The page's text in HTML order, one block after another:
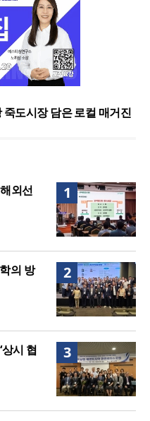
기도’로 나라·한국교회·다
죽도시장 담은 로컬 매거진
기도’로 나라·한국교회·다
나 된 희망의 미래를 향하
1
외선
2
의 방
3
시 협